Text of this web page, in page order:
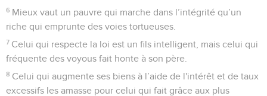
6 Mieux vaut un pauvre qui marche dans l’intégrité qu’un
riche qui emprunte des voies tortueuses.
7 Celui qui respecte la loi est un fils intelligent, mais celui qui
fréquente des voyous fait honte à son père.
8 Celui qui augmente ses biens à l’aide de l'intérêt et de taux
excessifs les amasse pour celui qui fait grâce aux plus